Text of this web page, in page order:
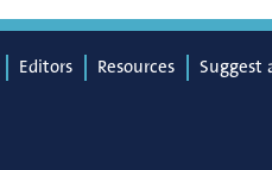
Editors Resources Suggest